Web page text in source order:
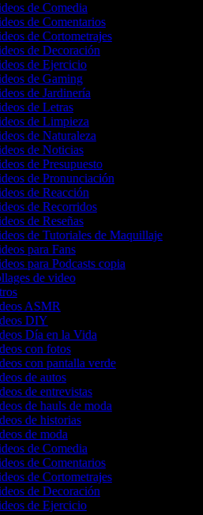
de Comedia
de Comentarios
de Cortometrajes
de Decoración
de Ejercicio
de Gaming
de Jardinería
de Letras
de Limpieza
de Naturaleza
de Noticias
de Presupuesto
de Pronunciación
de Reacción
de Recorridos
de Reseñas
de Tutoriales de Maquillaje
para Fans
para Podcasts copia
de video
ASMR
DIY
Día en la Vida
con fotos
con pantalla verde
de autos
de entrevistas
de hauls de moda
de historias
de moda
de Comedia
de Comentarios
de Cortometrajes
de Decoración
de Ejercicio